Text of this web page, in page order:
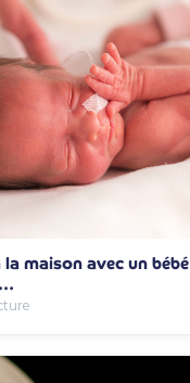
maison avec un bébé